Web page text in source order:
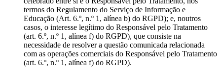
termos do Regulamento do Serviço de Informação e
Educação (Art. 6.º, n.º 1, alínea b) do RGPD); e, noutros
casos, o interesse legítimo do Responsável pelo Tratamento
(art. 6.º, n.º 1, alínea f) do RGPD), que consiste na
necessidade de resolver a questão comunicada relacionada
com as operações comerciais do Responsável pelo Tratamento
(art. 6.º, n.º 1, alínea f) do RGPD).